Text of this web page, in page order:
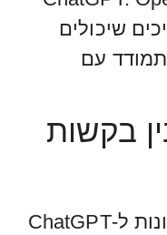
שיכולים
עם
בקשות
אם אתם יוצרים בקשות שונות ל-ChatGPT